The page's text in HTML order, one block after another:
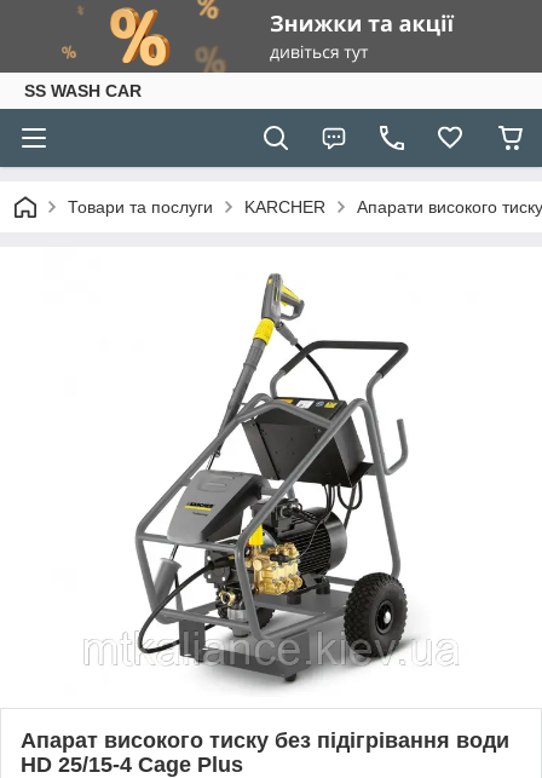
SS WASH CAR
Товари та послуги KARCHER Апарати високого
Апарат високого тиску без підігрівання води
HD 25/15-4 Cage Plus